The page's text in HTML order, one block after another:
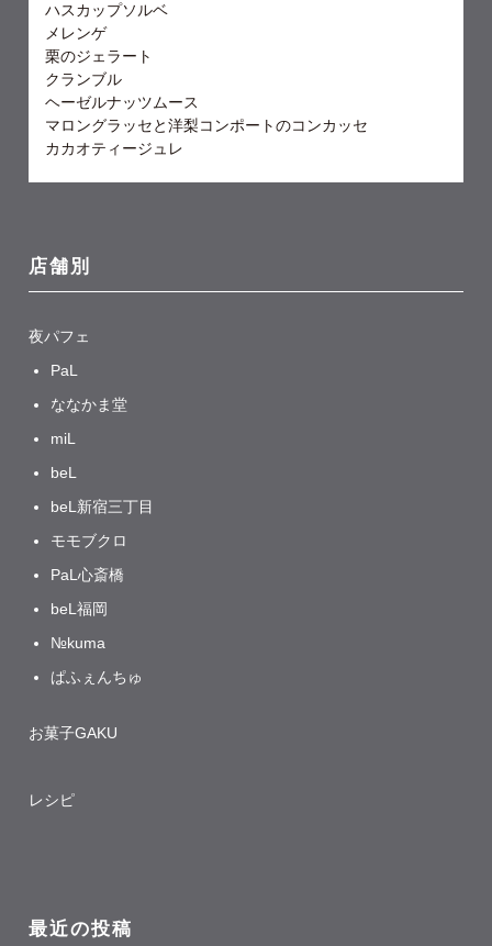
ハスカップソルベ
メレンゲ
栗のジェラート
クランブル
ヘーゼルナッツムース
マロングラッセと洋梨コンポートのコンカッセ
カカオティージュレ
店舗別
夜パフェ
PaL
ななかま堂
miL
beL
beL新宿三丁目
モモブクロ
PaL心斎橋
beL福岡
№kuma
ぱふぇんちゅ
お菓子GAKU
レシピ
最近の投稿